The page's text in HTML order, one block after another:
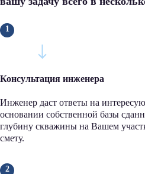
Консультация инженера
Инженер даст ответы на
основании собственной базы
глубину скважины на Вашем
смету.